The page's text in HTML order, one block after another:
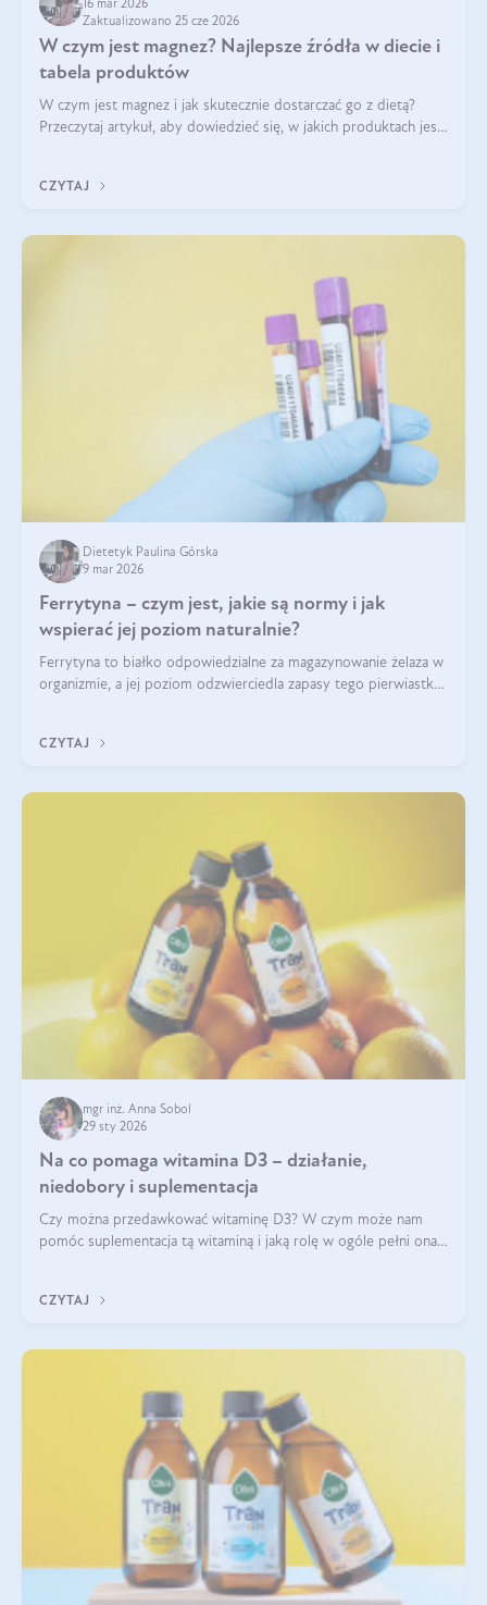
16 mar 2026
Zaktualizowano 25 cze 2026
W czym jest magnez? Najlepsze źródła w diecie i
tabela produktów
W czym jest magnez i jak skutecznie dostarczać go z dietą?
Przeczytaj artykuł, aby dowiedzieć się, w jakich produktach jest
CZYTAJ
Dietetyk Paulina Górska
9 mar 2026
Ferrytyna – czym jest, jakie są normy i jak
wspierać jej poziom naturalnie?
Ferrytyna to białko odpowiedzialne za magazynowanie żelaza w
organizmie, a jej poziom odzwierciedla zapasy tego pierwiastka.
funkcjonowanie (
CZYTAJ
mgr inż. Anna Sobol
29 sty 2026
Na co pomaga witamina D3 – działanie,
niedobory i suplementacja
Czy można przedawkować witaminę D3? W czym może nam
pomóc suplementacja tą witaminą i jaką rolę w ogóle pełni ona
robić?
CZYTAJ